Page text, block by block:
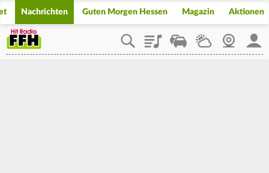
Nachrichten Guten Morgen Hessen Magazin Aktionen
PlaylistStaupilotWetterWebcam